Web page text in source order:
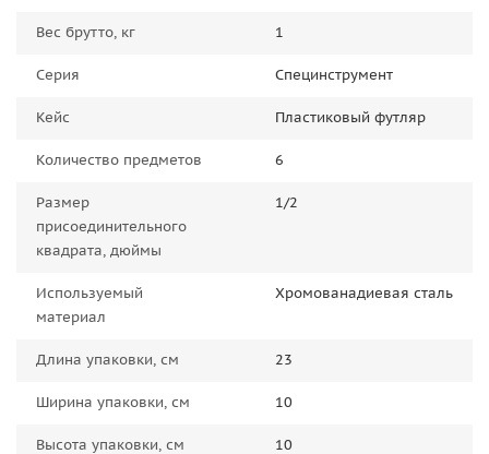
Вес брутто, кг 1
Серия Специнструмент
Кейс Пластиковый футляр
Количество предметов 6
Размер
присоединительного
квадрата, дюймы
1/2
Используемый
материал
Хромованадиевая сталь
Длина упаковки, см 23
Ширина упаковки, см 10
Высота упаковки, см 10